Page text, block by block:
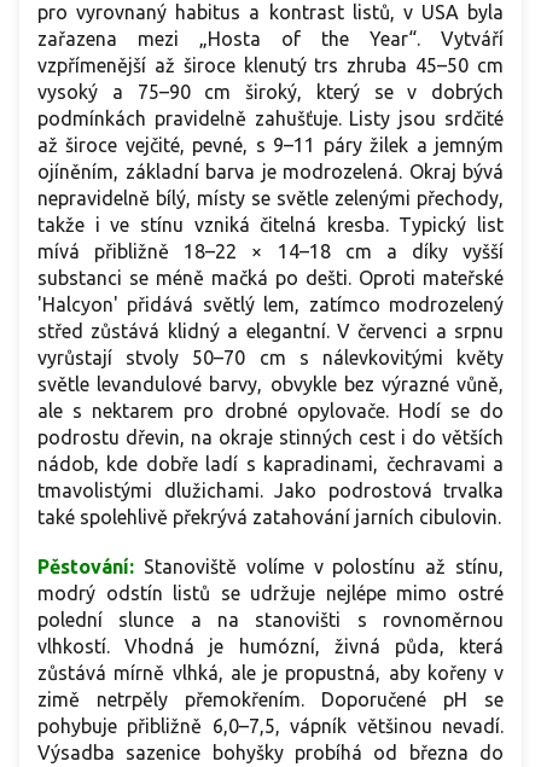
pro vyrovnaný habitus a kontrast listů, v USA byla
zařazena mezi „Hosta of the Year“. Vytváří
vzpřímenější až široce klenutý trs zhruba 45–50 cm
vysoký a 75–90 cm široký, který se v dobrých
podmínkách pravidelně zahušťuje. Listy jsou srdčité
až široce vejčité, pevné, s 9–11 páry žilek a jemným
ojíněním, základní barva je modrozelená. Okraj bývá
nepravidelně bílý, místy se světle zelenými přechody,
takže i ve stínu vzniká čitelná kresba. Typický list
mívá přibližně 18–22 × 14–18 cm a díky vyšší
substanci se méně mačká po dešti. Oproti mateřské
'Halcyon' přidává světlý lem, zatímco modrozelený
střed zůstává klidný a elegantní. V červenci a srpnu
vyrůstají stvoly 50–70 cm s nálevkovitými květy
světle levandulové barvy, obvykle bez výrazné vůně,
ale s nektarem pro drobné opylovače. Hodí se do
podrostu dřevin, na okraje stinných cest i do větších
nádob, kde dobře ladí s kapradinami, čechravami a
tmavolistými dlužichami. Jako podrostová trvalka
také spolehlivě překrývá zatahování jarních cibulovin.
Pěstování: Stanoviště volíme v polostínu až stínu,
modrý odstín listů se udržuje nejlépe mimo ostré
polední slunce a na stanovišti s rovnoměrnou
vlhkostí. Vhodná je humózní, živná půda, která
zůstává mírně vlhká, ale je propustná, aby kořeny v
zimě netrpěly přemokřením. Doporučené pH se
pohybuje přibližně 6,0–7,5, vápník většinou nevadí.
Výsadba sazenice bohyšky probíhá od března do